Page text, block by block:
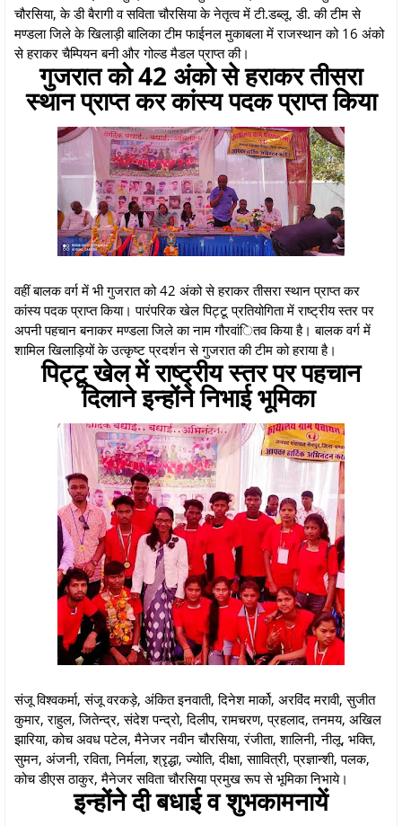
चौरसिया, के डी बैरागी व सविता चौरसिया के नेतृत्व में टी.डब्लू. डी. की टीम से
मण्डला जिले के खिलाड़ी बालिका टीम फाईनल मुकाबला में राजस्थान को 16 अंको
से हराकर चैम्पियन बनी और गोल्ड मैडल प्राप्त की।
गुजरात को 42 अंको से हराकर तीसरा
स्थान प्राप्त कर कांस्य पदक प्राप्त किया
वहीं बालक वर्ग में भी गुजरात को 42 अंको से हराकर तीसरा स्थान प्राप्त कर
कांस्य पदक प्राप्त किया। पारंपरिक खेल पिट्टू प्रतियोगिता में राष्ट्रीय स्तर पर
अपनी पहचान बनाकर मण्डला जिले का नाम गौरवांितव किया है। बालक वर्ग में
शामिल खिलाड़ियों के उत्कृष्ट प्रदर्शन से गुजरात की टीम को हराया है।
पिट्टू खेल में राष्ट्रीय स्तर पर पहचान
दिलाने इन्होंने निभाई भूमिका
संजू विश्वकर्मा, संजू वरकड़े, अंकित इनवाती, दिनेश मार्को, अरविंद मरावी, सुजीत
कुमार, राहुल, जितेन्द्र, संदेश पन्द्रो, दिलीप, रामचरण, प्रहलाद, तनमय, अखिल
झारिया, कोच अवध पटेल, मैनेजर नवीन चौरसिया, रंजीता, शालिनी, नीलू, भक्ति,
सुमन, अंजनी, रविता, निर्मला, श्रृद्धा, ज्योति, दीक्षा, साावित्री, प्रज्ञान्शी, पलक,
कोच डीएस ठाकुर, मैनेजर सविता चौरसिया प्रमुख रूप से भूमिका निभाये।
इन्होंने दी बधाई व शुभकामनायें